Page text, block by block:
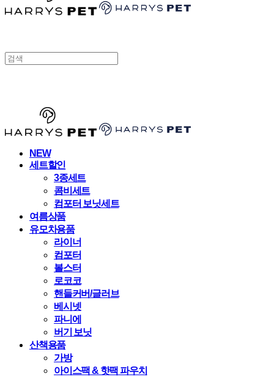
NEW
세트할인
3종세트
콤비세트
컴포터 보닛세트
여름상품
유모차용품
라이너
컴포터
볼스터
로코코
핸들커버/글러브
베시넷
파니에
버기 보닛
산책용품
가방
아이스팩 & 핫팩 파우치